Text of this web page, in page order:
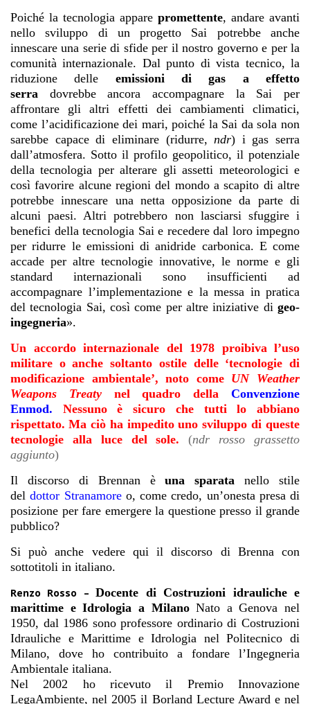
Poiché la tecnologia appare promettente, andare avanti
nello sviluppo di un progetto Sai potrebbe anche
innescare una serie di sfide per il nostro governo e per la
comunità internazionale. Dal punto di vista tecnico, la
riduzione delle emissioni di gas a effetto
serra dovrebbe ancora accompagnare la Sai per
affrontare gli altri effetti dei cambiamenti climatici,
come l’acidificazione dei mari, poiché la Sai da sola non
sarebbe capace di eliminare (ridurre,ndr) i gas serra
dall’atmosfera. Sotto il profilo geopolitico, il potenziale
della tecnologia per alterare gli assetti meteorologici e
così favorire alcune regioni del mondo a scapito di altre
potrebbe innescare una netta opposizione da parte di
alcuni paesi. Altri potrebbero non lasciarsi sfuggire i
benefici della tecnologia Sai e recedere dal loro impegno
per ridurre le emissioni di anidride carbonica. E come
accade per altre tecnologie innovative, le norme e gli
standard internazionali sono insufficienti ad
accompagnare l’implementazione e la messa in pratica
del tecnologia Sai, così come per altre iniziative di geo-
ingegneria».
Un accordo internazionale del 1978 proibiva l’uso
militare o anche soltanto ostile delle ‘tecnologie di
modificazione ambientale’, noto come UN Weather
Weapons Treatynel quadro dellaConvenzione
Enmod. Nessuno è sicuro che tutti lo abbiano
rispettato. Ma ciò ha impedito uno sviluppo di queste
tecnologie alla luce del sole. (ndr rosso grassetto
aggiunto)
Il discorso di Brennan èuna sparata nello stile
del dottor Stranamore o, come credo, un’onesta presa di
posizione per fare emergere la questione presso il grande
pubblico?
Si può anche vedere qui il discorso di Brenna con
sottotitoli in italiano.
Renzo Rosso –Docente di Costruzioni idrauliche e
marittime e Idrologia a MilanoNato a Genova nel
1950, dal 1986 sono professore ordinario di Costruzioni
Idrauliche e Marittime e Idrologia nel Politecnico di
Milano, dove ho contribuito a fondare l’Ingegneria
Ambientale italiana.
Nel 2002 ho ricevuto il Premio Innovazione
LegaAmbiente, nel 2005 il Borland Lecture Award e nel